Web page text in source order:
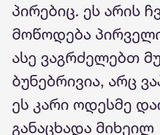
პირებიც. ეს არის
მოწოდება
ასე ვაგრძელებთ
ბუნებრივია, არც
ეს კარი ოდესმე
განაცხადა მიხეილ